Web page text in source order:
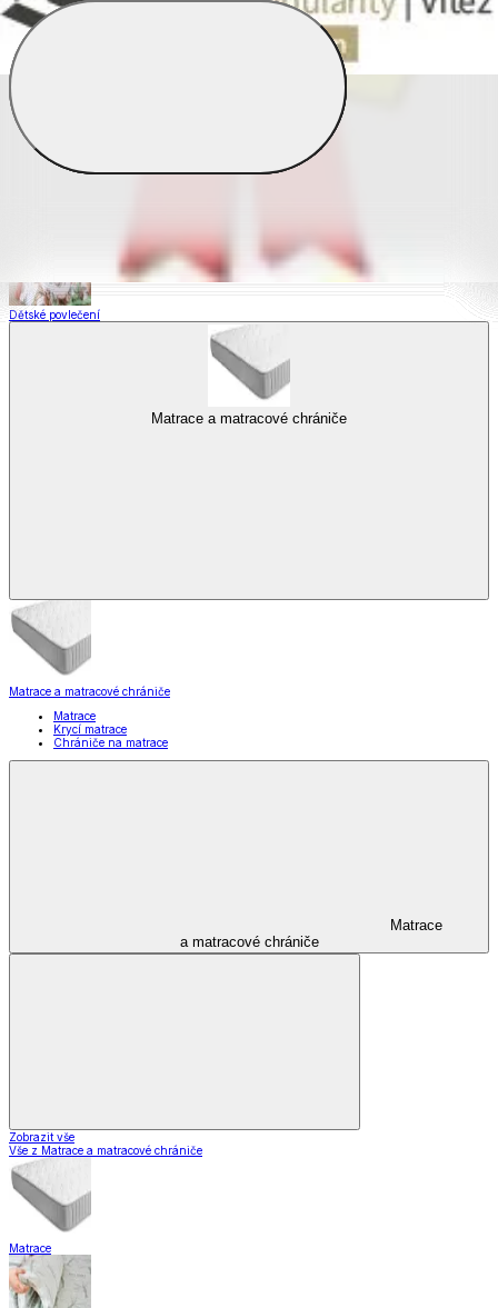
Saténové povlečení
Povlečení s fototiskem
Dětské povlečení
Matrace a matracové chrániče
Matrace a matracové chrániče
Matrace
Krycí matrace
Chrániče na matrace
Matrace
a matracové chrániče
Zobrazit vše
Vše z Matrace a matracové chrániče
Matrace